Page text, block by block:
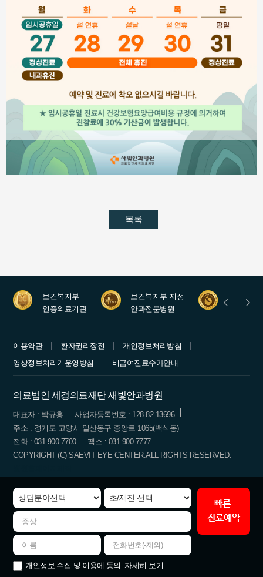
목록
보건복지부
인증의료기관
보건복지부 지정
안과전문병원
수련병원
이용약관 환자권리장전
개인정보처리방침
영상정보처리기운영방침
비급여진료수가안내
의료법인 세경의료재단 새빛안과병원
대표자 : 박규홍
사업자등록번호 : 128-82-13696
주소 : 경기도 고양시 일산동구 중앙로 1065(백석동)
전화 : 031.900.7700
팩스 : 031.900.7777
COPYRIGHT (C) SAEVIT EYE CENTER.ALL RIGHTS RESERVED.
빠른
진료예약
개인정보 수집 및 이용에 동의 자세히 보기